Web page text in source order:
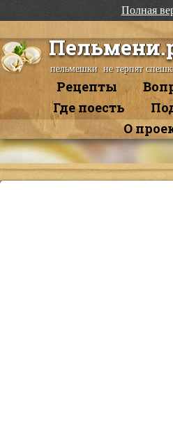
Полная
пельмешки не терпят
Рецепты
Где поесть
О